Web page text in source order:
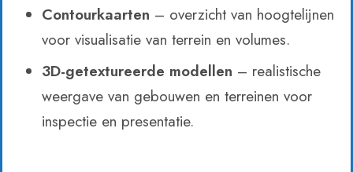
Contourkaarten – overzicht van hoogtelijnen
voor visualisatie van terrein en volumes.
3D-getextureerde modellen – realistische
weergave van gebouwen en terreinen voor
inspectie en presentatie.